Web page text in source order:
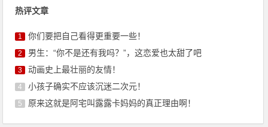
热评文章
1 你们要把自己看得更重要一些！
2 男生：“你不是还有我吗？”，这恋爱也太甜了吧
3 动画史上最壮丽的友情！
4 小孩子确实不应该沉迷二次元！
5 原来这就是阿宅叫露露卡妈妈的真正理由啊！